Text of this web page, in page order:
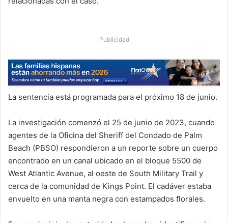
Publicidad
La sentencia está programada para el próximo 18 de junio.
La investigación comenzó el 25 de junio de 2023, cuando
agentes de la Oficina del Sheriff del Condado de Palm
Beach (PBSO) respondieron a un reporte sobre un cuerpo
encontrado en un canal ubicado en el bloque 5500 de
West Atlantic Avenue, al oeste de South Military Trail y
cerca de la comunidad de Kings Point. El cadáver estaba
envuelto en una manta negra con estampados florales.